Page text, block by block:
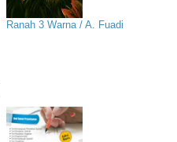
Ranah 3 Warna / A. Fuadi